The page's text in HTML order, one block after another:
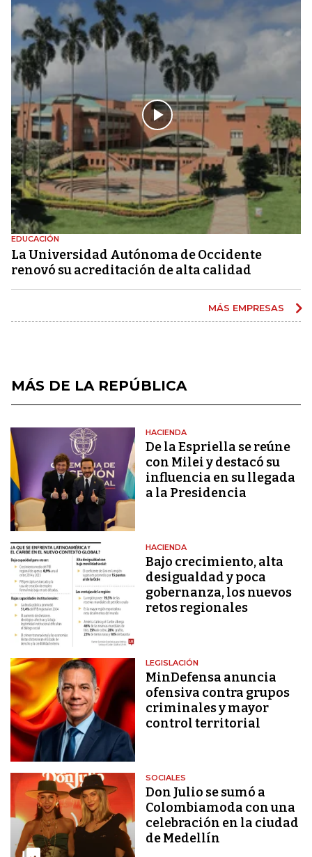
EDUCACIÓN
La Universidad Autónoma de Occidente
renovó su acreditación de alta calidad
MÁS EMPRESAS
MÁS DE LA REPÚBLICA
HACIENDA
De la Espriella se reúne
con Milei y destacó su
influencia en su llegada
a la Presidencia
HACIENDA
Bajo crecimiento, alta
desigualdad y poca
gobernanza, los nuevos
retos regionales
LEGISLACIÓN
MinDefensa anuncia
ofensiva contra grupos
criminales y mayor
control territorial
SOCIALES
Don Julio se sumó a
Colombiamoda con una
celebración en la ciudad
de Medellín